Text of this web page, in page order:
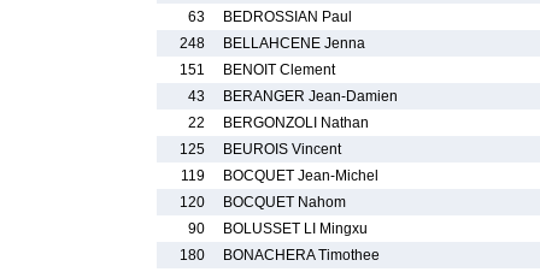
63
BEDROSSIAN Paul
248
BELLAHCENE Jenna
151
BENOIT Clement
43
BERANGER Jean-Damien
22
BERGONZOLI Nathan
125
BEUROIS Vincent
119
BOCQUET Jean-Michel
120
BOCQUET Nahom
90
BOLUSSET LI Mingxu
180
BONACHERA Timothee